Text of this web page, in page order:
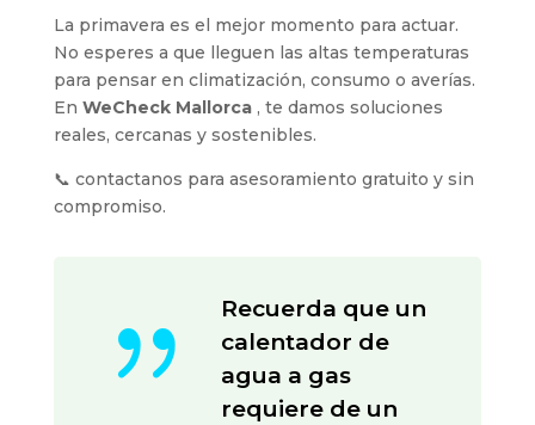
La primavera es el mejor momento para actuar.
No esperes a que lleguen las altas temperaturas
para pensar en climatización, consumo o averías.
En WeCheck Mallorca, te damos soluciones
reales, cercanas y sostenibles.
📞 contactanos para asesoramiento gratuito y sin
compromiso.
{
Recuerda que un
calentador de
agua a gas
requiere de un